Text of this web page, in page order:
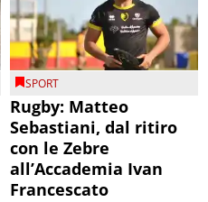
SPORT
Rugby: Matteo
Sebastiani, dal ritiro
con le Zebre
all’Accademia Ivan
Francescato